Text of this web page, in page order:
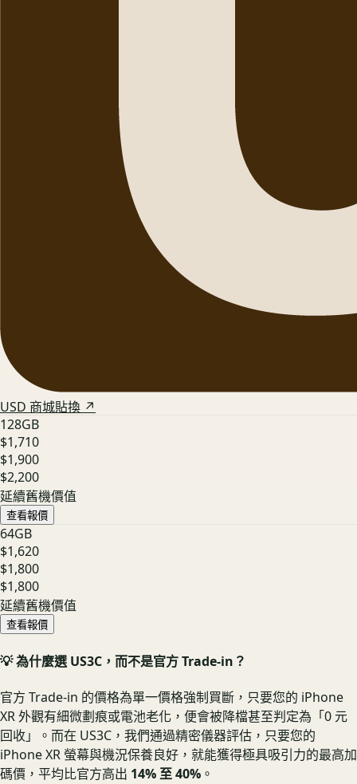
USD 商城貼換 ↗
128GB
$1,710
$1,900
$2,200
延續舊機價值
查看報價
64GB
$1,620
$1,800
$1,800
延續舊機價值
查看報價
💡 為什麼選 US3C，而不是官方 Trade-in？
官方 Trade-in 的價格為單一價格強制買斷，只要您的 iPhone
XR 外觀有細微劃痕或電池老化，便會被降檔甚至判定為「0 元
回收」。而在 US3C，我們通過精密儀器評估，只要您的
iPhone XR 螢幕與機況保養良好，就能獲得極具吸引力的最高加
碼價，平均比官方高出 14% 至 40% 。